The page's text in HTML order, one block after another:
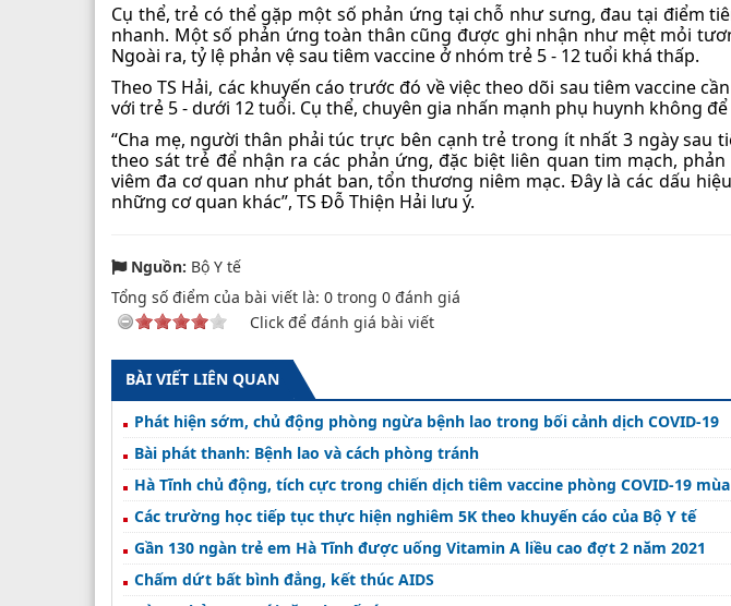
Cụ thể, trẻ có thể gặp một số phản ứng tại chỗ như sưng, đau tại điểm
nhanh. Một số phản ứng toàn thân cũng được ghi nhận như mệt mỏi
Ngoài ra, tỷ lệ phản vệ sau tiêm vaccine ở nhóm trẻ 5 - 12 tuổi khá thấp.
Theo TS Hải, các khuyến cáo trước đó về việc theo dõi sau tiêm vaccine
với trẻ 5 - dưới 12 tuổi. Cụ thể, chuyên gia nhấn mạnh phụ huynh không
“Cha mẹ, người thân phải túc trực bên cạnh trẻ trong ít nhất 3 ngày sau
theo sát trẻ để nhận ra các phản ứng, đặc biệt liên quan tim mạch,
viêm đa cơ quan như phát ban, tổn thương niêm mạc. Đây là các dấu
những cơ quan khác”, TS Đỗ Thiện Hải lưu ý.
Nguồn: Bộ Y tế
Tổng số điểm của bài viết là: 0 trong 0 đánh giá
Click để đánh giá bài viết
BÀI VIẾT LIÊN QUAN
Phát hiện sớm, chủ động phòng ngừa bệnh lao trong bối cảnh dịch COVID-19
Bài phát thanh: Bệnh lao và cách phòng tránh
Hà Tĩnh chủ động, tích cực trong chiến dịch tiêm vaccine phòng COVID-19
Các trường học tiếp tục thực hiện nghiêm 5K theo khuyến cáo của Bộ Y tế
Gần 130 ngàn trẻ em Hà Tĩnh được uống Vitamin A liều cao đợt 2 năm 2021
Chấm dứt bất bình đẳng, kết thúc AIDS